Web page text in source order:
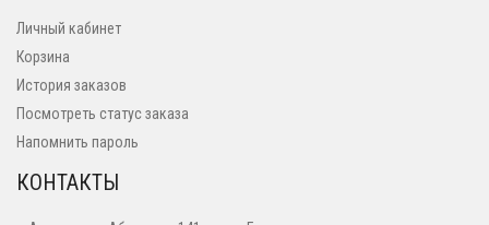
Личный кабинет
Корзина
История заказов
Посмотреть статус заказа
Напомнить пароль
КОНТАКТЫ